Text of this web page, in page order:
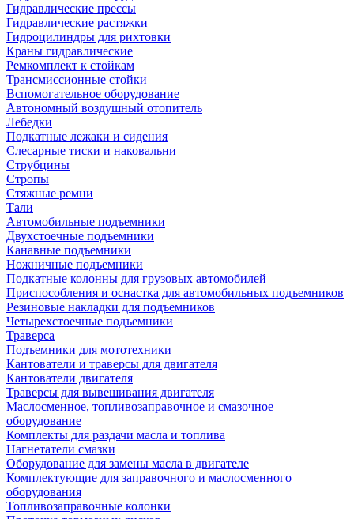
Гидравлические прессы
Гидравлические растяжки
Гидроцилиндры для рихтовки
Краны гидравлические
Ремкомплект к стойкам
Трансмиссионные стойки
Вспомогательное оборудование
Автономный воздушный отопитель
Лебедки
Подкатные лежаки и сидения
Слесарные тиски и наковальни
Струбцины
Стропы
Стяжные ремни
Тали
Автомобильные подъемники
Двухстоечные подъемники
Канавные подъемники
Ножничные подъемники
Подкатные колонны для грузовых автомобилей
Приспособления и оснастка для автомобильных подъемников
Резиновые накладки для подъемников
Четырехстоечные подъемники
Траверса
Подъемники для мототехники
Кантователи и траверсы для двигателя
Кантователи двигателя
Траверсы для вывешивания двигателя
Маслосменное, топливозаправочное и смазочное
оборудование
Комплекты для раздачи масла и топлива
Нагнетатели смазки
Оборудование для замены масла в двигателе
Комплектующие для заправочного и маслосменного
оборудования
Топливозаправочные колонки